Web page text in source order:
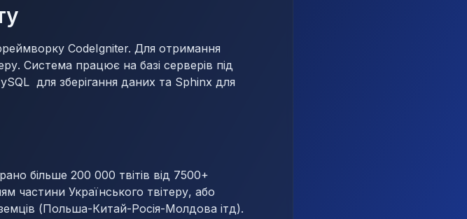
CodeIgniter. Для отримання
Система працює на базі серверів під
для зберігання даних та Sphinx для
більше 200 000 твітів від 7500+
частини Українського твітеру, або
(Польша-Китай-Росія-Молдова ітд).